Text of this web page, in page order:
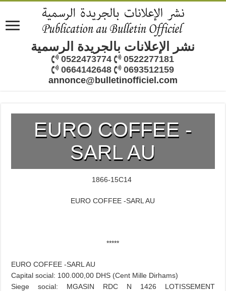
نشر الإعلانات بالجريدة الرسمية
0522473774
0522277181
0664142648
0693512159
annonce@bulletinofficiel.com
EURO COFFEE -
SARL AU
1866-15C14
EURO COFFEE -SARL AU
*****
EURO COFFEE -SARL AU
Capital social: 100.000,00 DHS (Cent Mille Dirhams)
Siege social: MGASIN RDC N 1426 LOTISSEMENT